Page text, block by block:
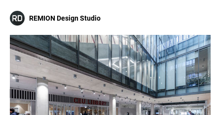
REMION Design Studio